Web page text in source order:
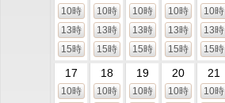
10時
13時
15時
10時
13時
15時
10時
13時
15時
10時
13時
15時
10時
13時
15時
17
10時
18
10時
19
10時
20
10時
21
10時